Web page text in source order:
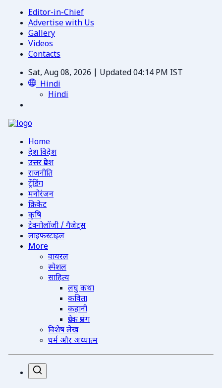
Editor-in-Chief
Advertise with Us
Gallery
Videos
Contacts
Sat, Aug 08, 2026 | Updated 04:14 PM IST
Hindi
Hindi
Home
देश विदेश
उत्तर प्रदेश
राजनीति
ट्रेंडिंग
मनोरंजन
क्रिकेट
कृषि
टेक्नोलॉजी / गैजेट्स
लाइफस्टाइल
More
वायरल
स्पेशल
साहित्य
लघु कथा
कविता
कहानी
प्रेरक प्रसंग
विशेष लेख
धर्म और अध्यात्म